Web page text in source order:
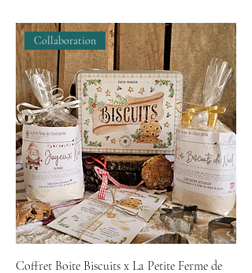
Collaboration
Coffret Boite Biscuits x La Petite Ferme de